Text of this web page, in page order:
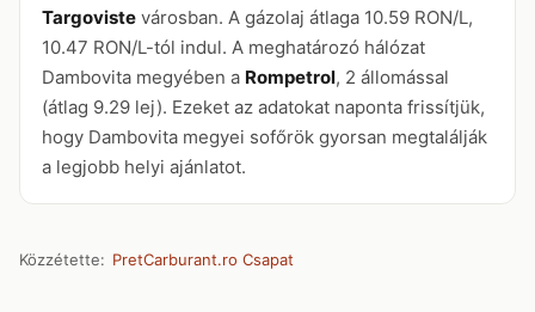
Targoviste városban. A gázolaj átlaga 10.59 RON/L,
10.47 RON/L-tól indul. A meghatározó hálózat
Dambovita megyében a Rompetrol, 2 állomással
(átlag 9.29 lej). Ezeket az adatokat naponta frissítjük,
hogy Dambovita megyei sofőrök gyorsan megtalálják
a legjobb helyi ajánlatot.
Közzétette: PretCarburant.ro Csapat